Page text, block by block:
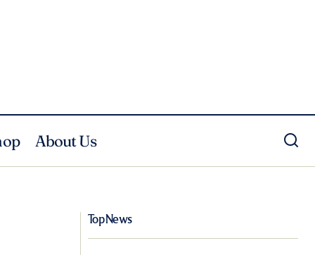
About Us
Top News